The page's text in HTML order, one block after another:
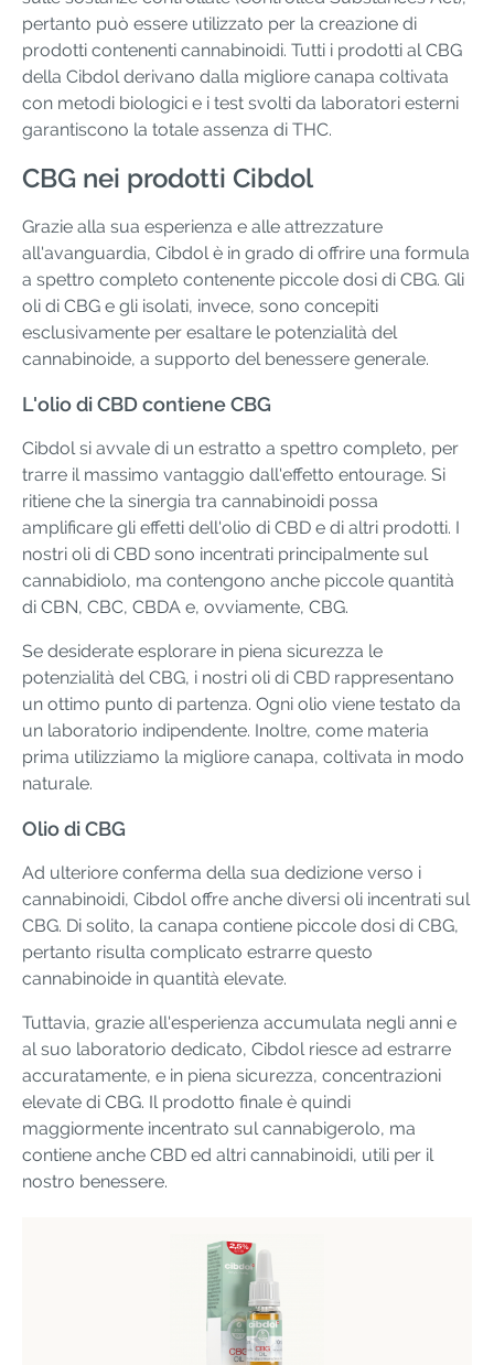
pertanto può essere utilizzato per la creazione di
prodotti contenenti cannabinoidi. Tutti i prodotti al CBG
della Cibdol derivano dalla migliore canapa coltivata
con metodi biologici e i test svolti da laboratori esterni
garantiscono la totale assenza di THC.
CBG nei prodotti Cibdol
Grazie alla sua esperienza e alle attrezzature
all'avanguardia, Cibdol è in grado di offrire una formula
a spettro completo contenente piccole dosi di CBG. Gli
oli di CBG e gli isolati, invece, sono concepiti
esclusivamente per esaltare le potenzialità del
cannabinoide, a supporto del benessere generale.
L'olio di CBD contiene CBG
Cibdol si avvale di un estratto a spettro completo, per
trarre il massimo vantaggio dall'effetto entourage. Si
ritiene che la sinergia tra cannabinoidi possa
amplificare gli effetti dell'olio di CBD e di altri prodotti. I
nostri oli di CBD sono incentrati principalmente sul
cannabidiolo, ma contengono anche piccole quantità
di CBN, CBC, CBDA e, ovviamente, CBG.
Se desiderate esplorare in piena sicurezza le
potenzialità del CBG, i nostri oli di CBD rappresentano
un ottimo punto di partenza. Ogni olio viene testato da
un laboratorio indipendente. Inoltre, come materia
prima utilizziamo la migliore canapa, coltivata in modo
naturale.
Olio di CBG
Ad ulteriore conferma della sua dedizione verso i
cannabinoidi, Cibdol offre anche diversi oli incentrati sul
CBG. Di solito, la canapa contiene piccole dosi di CBG,
pertanto risulta complicato estrarre questo
cannabinoide in quantità elevate.
Tuttavia, grazie all'esperienza accumulata negli anni e
al suo laboratorio dedicato, Cibdol riesce ad estrarre
accuratamente, e in piena sicurezza, concentrazioni
elevate di CBG. Il prodotto finale è quindi
maggiormente incentrato sul cannabigerolo, ma
contiene anche CBD ed altri cannabinoidi, utili per il
nostro benessere.